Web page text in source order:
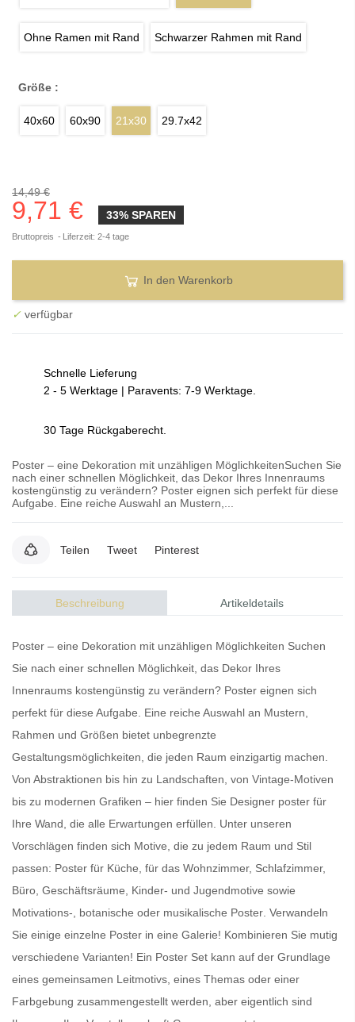
Ohne Ramen mit Rand Schwarzer Rahmen mit Rand
Größe :
40x60 60x90 21x30 29.7x42
14,49 €
9,71 € 33% SPAREN
Bruttopreis Liferzeit: 2-4 tage
In den Warenkorb
✓ verfügbar
Schnelle Lieferung
2 - 5 Werktage | Paravents: 7-9 Werktage.
30 Tage Rückgaberecht.
Poster – eine Dekoration mit unzähligen MöglichkeitenSuchen Sie
nach einer schnellen Möglichkeit, das Dekor Ihres Innenraums
kostengünstig zu verändern? Poster eignen sich perfekt für diese
Aufgabe. Eine reiche Auswahl an Mustern,...
Teilen Tweet Pinterest
Beschreibung Artikeldetails
Poster – eine Dekoration mit unzähligen Möglichkeiten Suchen
Sie nach einer schnellen Möglichkeit, das Dekor Ihres
Innenraums kostengünstig zu verändern? Poster eignen sich
perfekt für diese Aufgabe. Eine reiche Auswahl an Mustern,
Rahmen und Größen bietet unbegrenzte
Gestaltungsmöglichkeiten, die jeden Raum einzigartig machen.
Von Abstraktionen bis hin zu Landschaften, von Vintage-Motiven
bis zu modernen Grafiken – hier finden Sie Designer poster für
Ihre Wand, die alle Erwartungen erfüllen. Unter unseren
Vorschlägen finden sich Motive, die zu jedem Raum und Stil
passen: Poster für Küche, für das Wohnzimmer, Schlafzimmer,
Büro, Geschäftsräume, Kinder- und Jugendmotive sowie
Motivations-, botanische oder musikalische Poster. Verwandeln
Sie einige einzelne Poster in eine Galerie! Kombinieren Sie mutig
verschiedene Varianten! Ein Poster Set kann auf der Grundlage
eines gemeinsamen Leitmotivs, eines Themas oder einer
Farbgebung zusammengestellt werden, aber eigentlich sind